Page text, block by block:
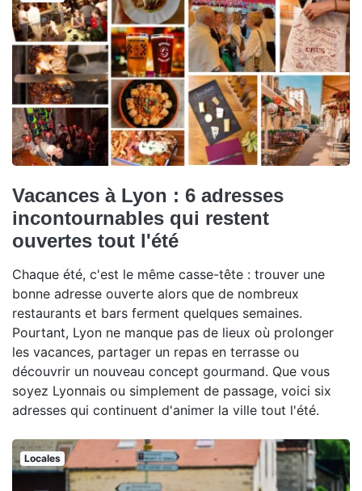
Vacances à Lyon : 6 adresses
incontournables qui restent
ouvertes tout l'été
Chaque été, c'est le même casse-tête : trouver une
bonne adresse ouverte alors que de nombreux
restaurants et bars ferment quelques semaines.
Pourtant, Lyon ne manque pas de lieux où prolonger
les vacances, partager un repas en terrasse ou
découvrir un nouveau concept gourmand. Que vous
soyez Lyonnais ou simplement de passage, voici six
adresses qui continuent d'animer la ville tout l'été.
Locales